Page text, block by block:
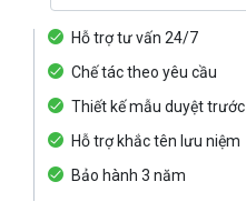
Hỗ trợ tư vấn 24/7
Chế tác theo yêu cầu
Thiết kế mẫu duyệt trước
Hỗ trợ khắc tên lưu niệm
Bảo hành 3 năm